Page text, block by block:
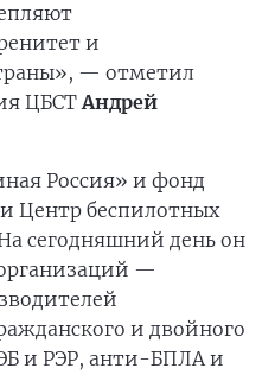
и
— отметил
ЦБСТАндрей
Россия» и фонд
Центр беспилотных
сегодняшний день он
—
и двойного
и РЭР, анти-БПЛА и